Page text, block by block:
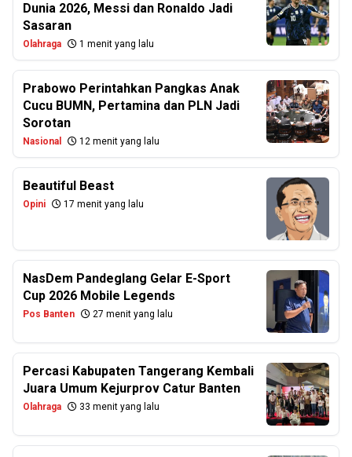
Dunia 2026, Messi dan Ronaldo Jadi
Sasaran
Olahraga 1 menit yang lalu
Prabowo Perintahkan Pangkas Anak
Cucu BUMN, Pertamina dan PLN Jadi
Sorotan
Nasional 12 menit yang lalu
Beautiful Beast
Opini 17 menit yang lalu
NasDem Pandeglang Gelar E-Sport
Cup 2026 Mobile Legends
Pos Banten 27 menit yang lalu
Percasi Kabupaten Tangerang Kembali
Juara Umum Kejurprov Catur Banten
Olahraga 33 menit yang lalu